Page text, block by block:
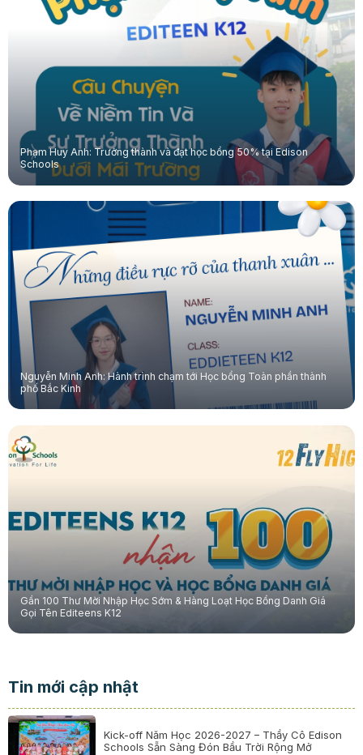
Phạm Huy Anh: Trưởng thành và đạt học bổng 50% tại Edison
Schools
Nguyễn Minh Anh: Hành trình chạm tới Học bổng Toàn phần thành
phố Bắc Kinh
Gần 100 Thư Mời Nhập Học Sớm & Hàng Loạt Học Bổng Danh Giá
Gọi Tên Editeens K12
Tin mới cập nhật
Kick-off Năm Học 2026-2027 – Thầy Cô Edison
Schools Sẵn Sàng Đón Bầu Trời Rộng Mở